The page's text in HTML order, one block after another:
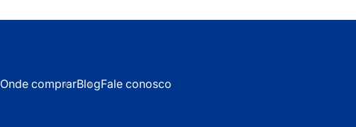
Onde comprarBlogFale conosco